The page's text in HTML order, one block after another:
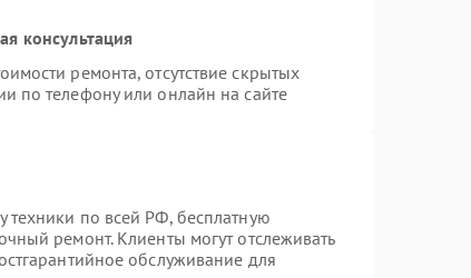
консультация
ремонта, отсутствие скрытых
по телефону или онлайн на сайте
техники по всей РФ, бесплатную
ремонт. Клиенты могут отслеживать
обслуживание для